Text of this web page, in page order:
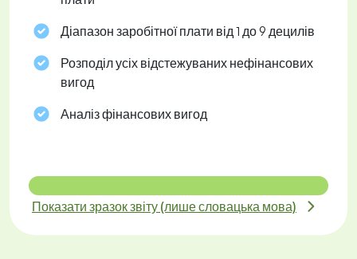
Діапазон заробітної плати від 1 до 9 децилів
Розподіл усіх відстежуваних нефінансових
вигод
Аналіз фінансових вигод
Показати зразок звіту (лише словацька мова)